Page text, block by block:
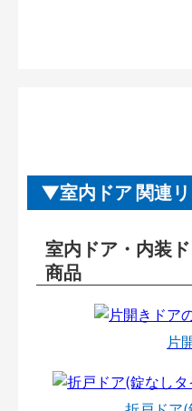
室内ドア 関連
室内ドア・内装
商品
片